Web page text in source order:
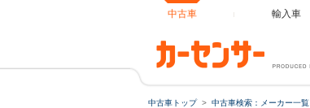
中古車 輸入車
中古車トップ 中古車検索：メーカー一覧